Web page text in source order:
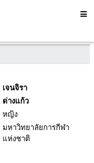
เจนจิรา
ด่างแก้ว
หญิง
มหาวิทยาลัยการกีฬา
แห่งชาติ